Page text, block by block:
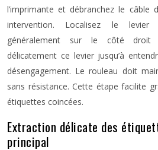
l’imprimante et débranchez le câble
intervention. Localisez le
généralement sur le côté droit
délicatement ce levier jusqu’à
désengagement. Le rouleau doit
sans résistance. Cette étape facilite
étiquettes coincées.
Extraction délicate des
principal